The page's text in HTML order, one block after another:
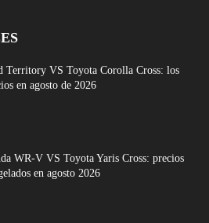
Territory VS Toyota Corolla Cross: los
en agosto de 2026
WR-V VS Toyota Yaris Cross: precios
en agosto 2026